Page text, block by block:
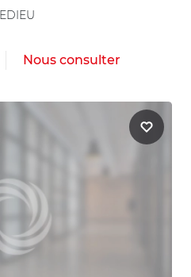
Nous consulter